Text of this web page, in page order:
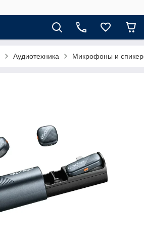
Аудиотехника Микрофоны и